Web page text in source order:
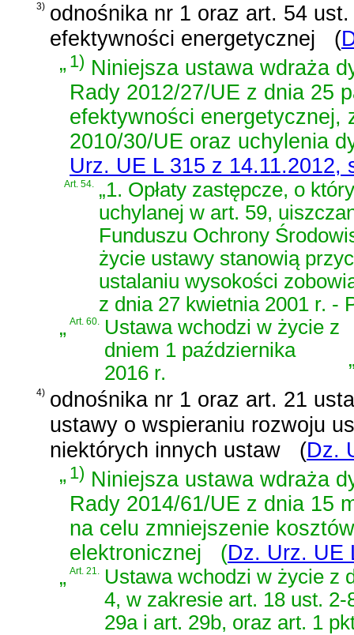
3) odnośnika nr 1 oraz art. 54
efektywności energetycznej
(
„1) Niniejsza ustawa wdraża
Rady 2012/27/UE z dnia 25
efektywności energetycznej,
2010/30/UE oraz uchylenia
Urz. UE L 315 z 14.11.2012,
Art. 54. „1. Opłaty zastępcze, o
uchylanej w art. 59,
Funduszu Ochrony
życie ustawy stanowią
ustalaniu wysokości
z dnia 27 kwietnia 2001 r. -
„Art. 60. Ustawa wchodzi w życie z
dniem 1 października
2016 r.
4) odnośnika nr 1 oraz art. 21
ustawy o wspieraniu rozwoju
niektórych innych ustaw
(Dz.
„1) Niniejsza ustawa wdraża
Rady 2014/61/UE z dnia 15
na celu zmniejszenie
elektronicznej
(Dz. Urz. UE
„Art. 21. Ustawa wchodzi w życie z
4, w zakresie art. 18 ust.
29a i art. 29b, oraz art. 1